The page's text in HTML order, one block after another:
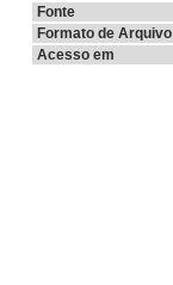
Fonte
Formato de Arquivo
Acesso em